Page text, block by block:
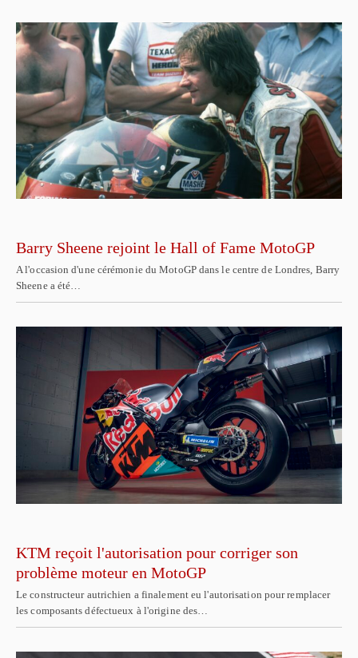
Barry Sheene rejoint le Hall of Fame MotoGP
A l'occasion d'une cérémonie du MotoGP dans le centre de Londres, Barry
Sheene a été…
KTM reçoit l'autorisation pour corriger son
problème moteur en MotoGP
Le constructeur autrichien a finalement eu l'autorisation pour remplacer
les composants défectueux à l'origine des…